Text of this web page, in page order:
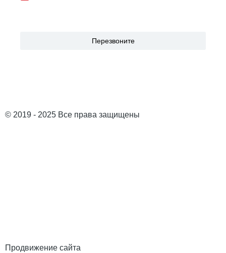
© 2019 - 2025 Все права защищены
Продвижение сайта